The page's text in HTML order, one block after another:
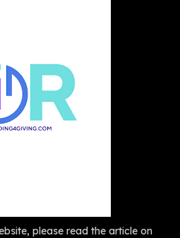
please read the article on